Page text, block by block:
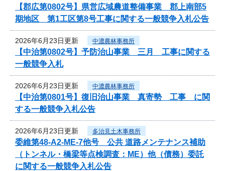
【郡広第0802号】県営広域農道整備事業 郡上南部5
期地区 第1工区第8号工事に関する一般競争入札公告
2026年6月23日更新 中濃農林事務所
【中治第0802号】予防治山事業 三月 工事に関する
一般競争入札
2026年6月23日更新 中濃農林事務所
【中治第0801号】復旧治山事業 真寄勢 工事 に関
する一般競争入札公告
2026年6月23日更新 多治見土木事務所
委維第48-A2-ME-7他号 公共 道路メンテナンス補助
（トンネル・橋梁等点検調査：ME）他（債務）委託
に関する一般競争入札公告